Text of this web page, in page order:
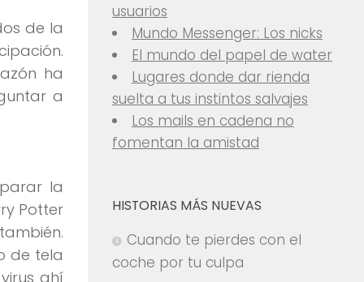
de la
ha
a
la
Potter
de tela
ahí
usuarios
Mundo Messenger: Los nicks
El mundo del papel de water
Lugares donde dar rienda
suelta a tus instintos salvajes
Los mails en cadena no
fomentan la amistad
HISTORIAS MÁS NUEVAS
Cuando te pierdes con el
coche por tu culpa